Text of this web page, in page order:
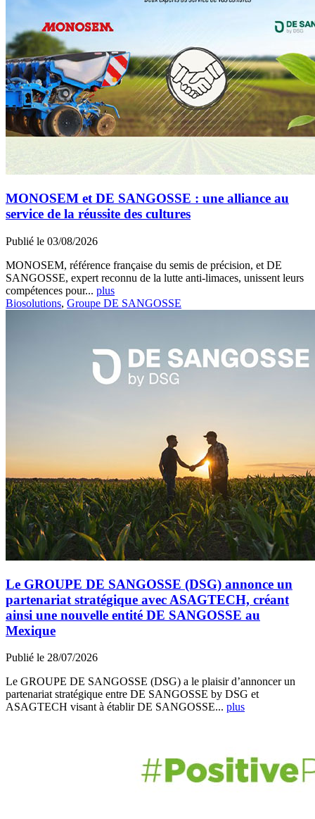
MONOSEM et DE SANGOSSE : une alliance au
service de la réussite des cultures
Publié le 03/08/2026
MONOSEM, référence française du semis de précision, et DE
SANGOSSE, expert reconnu de la lutte anti-limaces, unissent leurs
compétences pour... plus
Biosolutions, Groupe DE SANGOSSE
Le GROUPE DE SANGOSSE (DSG) annonce un
partenariat stratégique avec ASAGTECH, créant
ainsi une nouvelle entité DE SANGOSSE au
Mexique
Publié le 28/07/2026
Le GROUPE DE SANGOSSE (DSG) a le plaisir d’annoncer un
partenariat stratégique entre DE SANGOSSE by DSG et
ASAGTECH visant à établir DE SANGOSSE... plus